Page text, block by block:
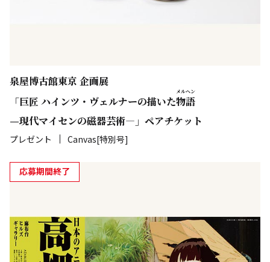
泉屋博古館東京 企画展
「巨匠 ハインツ・ヴェルナーの描いた物語
メルヘン
—現代マイセンの磁器芸術―」ペアチケット
プレゼント Canvas[特別号]
応募期間終了